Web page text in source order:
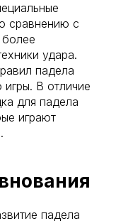
сравнению с
более
удара.
падела
игры. В отличие
для падела
играют
падела